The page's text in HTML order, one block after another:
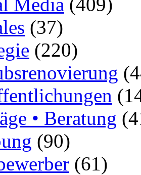
(37)
(220)
• Beratung
(90)
(61)